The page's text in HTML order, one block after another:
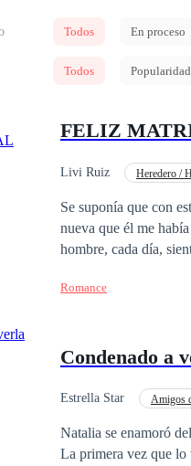
Todos En proceso
Todos Popularidad
FELIZ
Livi Ruiz Heredero /
Se suponía que con
nueva que él me había prometido, sería libre. Pero
hombre, cada día,
convertirme en lo que
Romance
Condenado a
Estrella Star Amigos
Natalia se enamoró
La primera vez que